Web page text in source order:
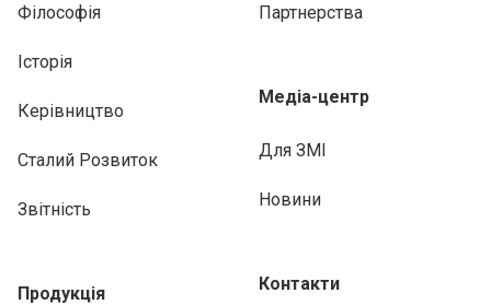
Філософія
Історія
Керівництво
Сталий Розвиток
Звітність
Продукція
Партнерства
Медіа-центр
Для ЗМІ
Новини
Контакти